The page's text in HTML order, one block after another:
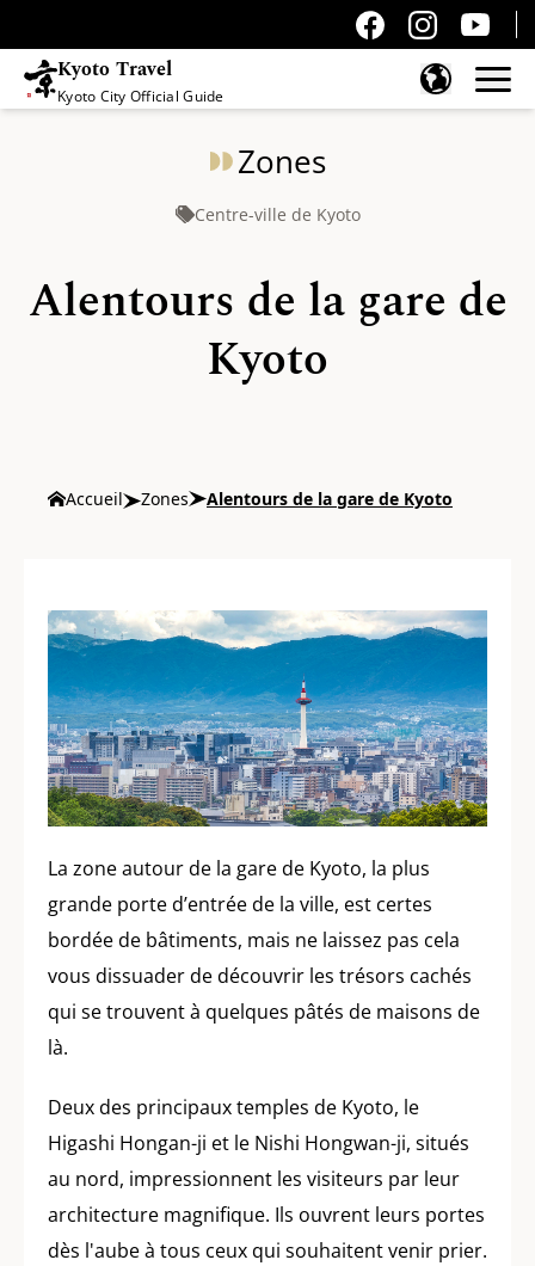
Kyoto Travel
Kyoto City Official Guide
Zones
Centre-ville de Kyoto
Alentours de la gare de
Kyoto
Accueil Zones Alentours de la gare de Kyoto
La zone autour de la gare de Kyoto, la plus
grande porte d’entrée de la ville, est certes
bordée de bâtiments, mais ne laissez pas cela
vous dissuader de découvrir les trésors cachés
qui se trouvent à quelques pâtés de maisons de
là.
Deux des principaux temples de Kyoto, le
Higashi Hongan-ji et le Nishi Hongwan-ji, situés
au nord, impressionnent les visiteurs par leur
architecture magnifique. Ils ouvrent leurs portes
dès l'aube à tous ceux qui souhaitent venir prier.